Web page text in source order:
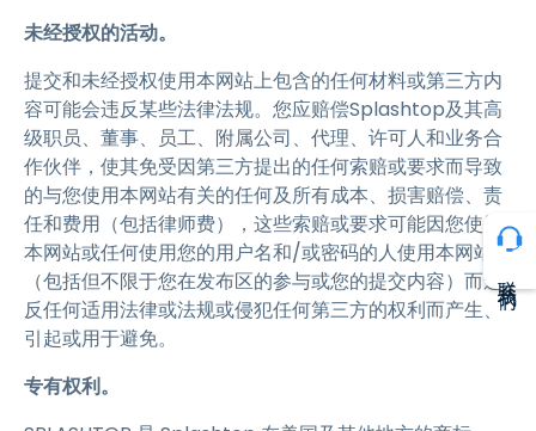
未经授权的活动。
提交和未经授权使用本网站上包含的任何材料或第三方内
容可能会违反某些法律法规。您应赔偿Splashtop及其高
级职员、董事、员工、附属公司、代理、许可人和业务合
作伙伴，使其免受因第三方提出的任何索赔或要求而导致
的与您使用本网站有关的任何及所有成本、损害赔偿、责
任和费用（包括律师费），这些索赔或要求可能因您使用
本网站或任何使用您的用户名和/或密码的人使用本网站
（包括但不限于您在发布区的参与或您的提交内容）而违
反任何适用法律或法规或侵犯任何第三方的权利而产生、
引起或用于避免。
专有权利。